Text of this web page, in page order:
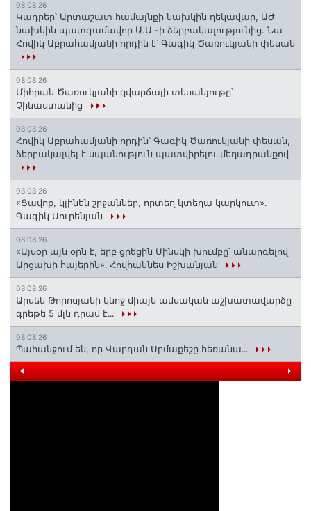
08.08.26
Կադրեր՝ Արտաշատ համայնքի նախկին ղեկավար, ԱԺ
նախկին պատգամավոր Ա.Ա.-ի ձերբակալությունից. Նա
Հովիկ Աբրահամյանի որդին է՝ Գագիկ Ծառուկյանի փեսան
08.08.26
Միհրան Ծառուկյանի զվարճալի տեսանյութը՝
Չինաստանից
08.08.26
Հովիկ Աբրահամյանի որդին՝ Գագիկ Ծառուկյանի փեսան,
ձերբակալվել է սպանություն պատվիրելու մեղադրանքով
08.08.26
«Ցավոք, կլինեն շրջաններ, որտեղ կտեղա կարկուտ»․
Գագիկ Սուրենյան
08.08.26
«Այսօր այն օրն է, երբ ցրեցին Մինսկի խումբը՝ անարգելով
Արցախի հայերին»․ Հովհաննես Իշխանյան
08.08.26
Արսեն Թորոսյանի կնոջ միայն ամսական աշխատավարձը
գրեթե 5 մլն դրամ է․․․
08.08.26
Պահանջում են, որ Վարդան Սրմաքեշը հեռանա․․․